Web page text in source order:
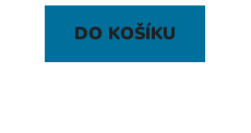
DO KOŠÍKU